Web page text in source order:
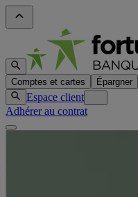
Comptes et cartes Épargner
Espace client
Adhérer au contrat